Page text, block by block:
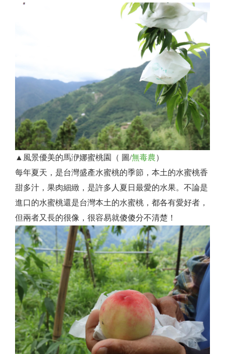
▲風景優美的馬洢娜蜜桃園（ 圖/無毒農）
每年夏天，是台灣盛產水蜜桃的季節，本土的水蜜桃香
甜多汁，果肉細緻，是許多人夏日最愛的水果。不論是
進口的水蜜桃還是台灣本土的水蜜桃，都各有愛好者，
但兩者又長的很像，很容易就傻傻分不清楚！